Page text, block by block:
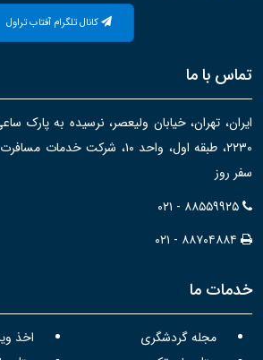
کانال تلگرام آفتاب تراول
تماس با ما
ایران، تهران، خیابان ولیعصر، نرسیده به پارک
۲۲۳۰، طبقه اول، واحد ۱۰، شرکت
سفر روز
۰۲۱ - ۸۸۵۵۹۹۲۵
۰۲۱ - ۸۸۷۰۴۸۸۴
خدمات ما
مجله گردشگری
اخذ